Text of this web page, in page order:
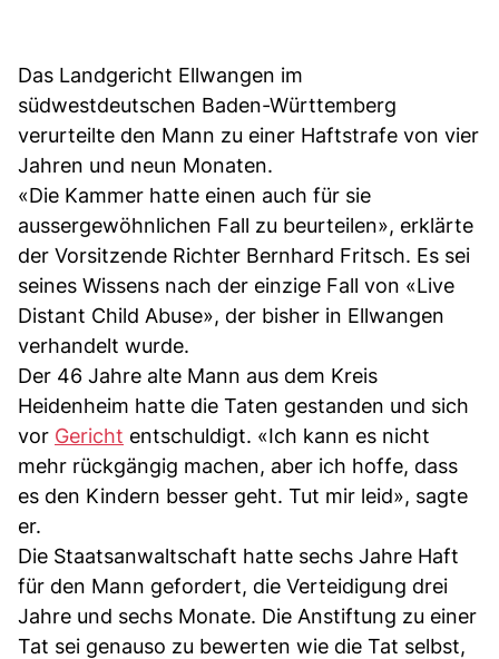
Das Landgericht Ellwangen im
südwestdeutschen Baden-Württemberg
verurteilte den Mann zu einer Haftstrafe von vier
Jahren und neun Monaten.
«Die Kammer hatte einen auch für sie
aussergewöhnlichen Fall zu beurteilen», erklärte
der Vorsitzende Richter Bernhard Fritsch. Es sei
seines Wissens nach der einzige Fall von «Live
Distant Child Abuse», der bisher in Ellwangen
verhandelt wurde.
Der 46 Jahre alte Mann aus dem Kreis
Heidenheim hatte die Taten gestanden und sich
vor Gericht entschuldigt. «Ich kann es nicht
mehr rückgängig machen, aber ich hoffe, dass
es den Kindern besser geht. Tut mir leid», sagte
er.
Die Staatsanwaltschaft hatte sechs Jahre Haft
für den Mann gefordert, die Verteidigung drei
Jahre und sechs Monate. Die Anstiftung zu einer
Tat sei genauso zu bewerten wie die Tat selbst,